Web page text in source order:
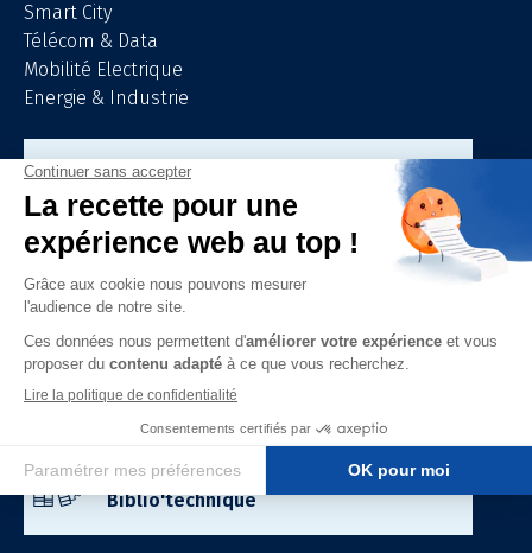
Smart City
Télécom & Data
Mobilité Electrique
Energie & Industrie
Demandez un
Devis gratuit
Consultez le
Catalogue urbain
Découvrir
OMP Mechtron
Accès à la
Biblio'technique